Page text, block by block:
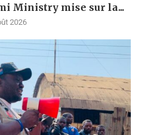
Ministry mise sur la...
2026